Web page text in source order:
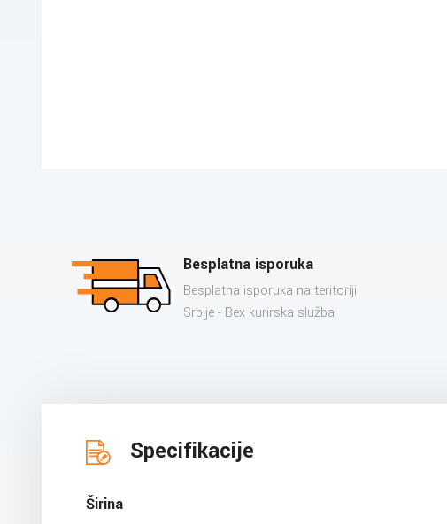
Besplatna isporuka
Besplatna isporuka na teritoriji
Srbije - Bex kurirska služba
Specifikacije
Širina